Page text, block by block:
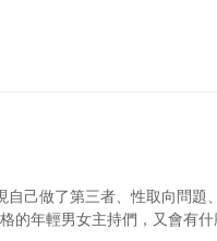
己做了第三者、性取向問題、
的年輕男女主持們，又會有什